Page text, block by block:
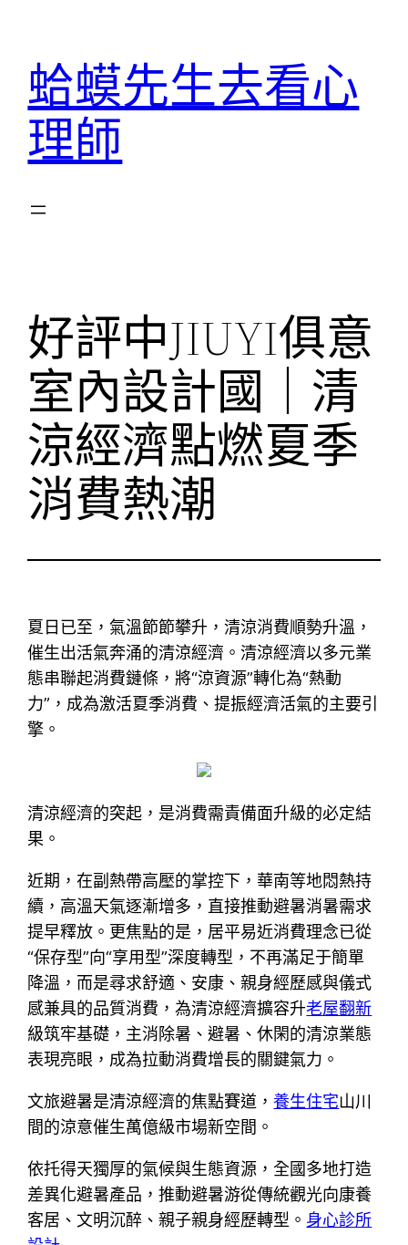
蛤蟆先生去看心
理師
好評中JIUYI俱意
室內設計國｜清
涼經濟點燃夏季
消費熱潮
夏日已至，氣溫節節攀升，清涼消費順勢升溫，
催生出活氣奔涌的清涼經濟。清涼經濟以多元業
態串聯起消費鏈條，將“涼資源”轉化為“熱動
力”，成為激活夏季消費、提振經濟活氣的主要引
擎。
清涼經濟的突起，是消費需責備面升級的必定結
果。
近期，在副熱帶高壓的掌控下，華南等地悶熱持
續，高溫天氣逐漸增多，直接推動避暑消暑需求
提早釋放。更焦點的是，居平易近消費理念已從
“保存型”向“享用型”深度轉型，不再滿足于簡單
降溫，而是尋求舒適、安康、親身經歷感與儀式
感兼具的品質消費，為清涼經濟擴容升老屋翻新
級筑牢基礎，主消除暑、避暑、休閑的清涼業態
表現亮眼，成為拉動消費增長的關鍵氣力。
文旅避暑是清涼經濟的焦點賽道，養生住宅山川
間的涼意催生萬億級市場新空間。
依托得天獨厚的氣候與生態資源，全國多地打造
差異化避暑產品，推動避暑游從傳統觀光向康養
客居、文明沉醉、親子親身經歷轉型。 身心診所